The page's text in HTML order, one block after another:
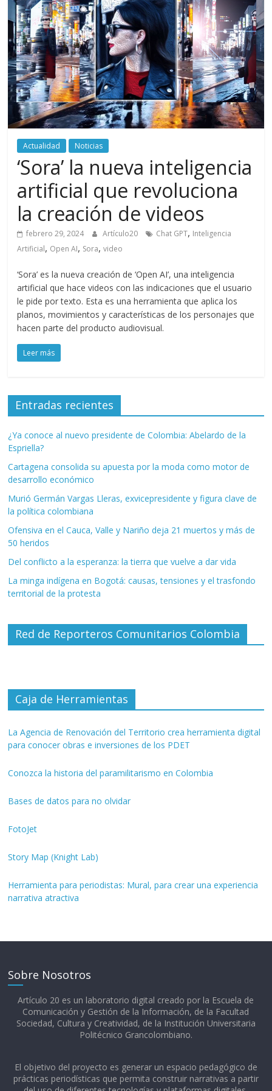
periodismo
digital
del
Politécnico
Grancolombiano
Actualidad Noticias
‘Sora’ la nueva inteligencia
artificial que revoluciona
la creación de videos
febrero 29, 2024 Artículo20 Chat GPT, Inteligencia
Artificial, Open AI, Sora,video
‘Sora’ es la nueva creación de ‘Open AI’, una inteligencia
artificial que hace videos con las indicaciones que el usuario
le pide por texto. Esta es una herramienta que aplica los
planos, movimientos y características de los personajes que
hacen parte del producto audiovisual.
Leer más
Entradas recientes
¿Ya conoce al nuevo presidente de Colombia: Abelardo de la
Espriella?
Cartagena consolida su apuesta por la moda como motor de
desarrollo económico
Murió Germán Vargas Lleras, exvicepresidente y figura clave de
la política colombiana
Ofensiva en el Cauca, Valle y Nariño deja 21 muertos y más de
50 heridos
Del conflicto a la esperanza: la tierra que vuelve a dar vida
La minga indígena en Bogotá: causas, tensiones y el trasfondo
territorial de la protesta
Red de Reporteros Comunitarios Colombia
Caja de Herramientas
La Agencia de Renovación del Territorio crea herramienta digital
para conocer obras e inversiones de los PDET
Conozca la historia del paramilitarismo en Colombia
Bases de datos para no olvidar
FotoJet
Story Map (Knight Lab)
Herramienta para periodistas: Mural, para crear una experiencia
narrativa atractiva
Sobre Nosotros
Artículo 20 es un laboratorio digital creado por la Escuela de
Comunicación y Gestión de la Información, de la Facultad
Sociedad, Cultura y Creatividad, de la Institución Universitaria
Politécnico Grancolombiano.​
El objetivo del proyecto es generar un espacio pedagógico de
prácticas periodísticas que permita construir narrativas a partir